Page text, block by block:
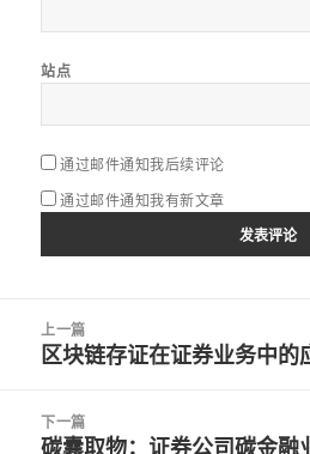
站点
通过邮件通知我后续评论
通过邮件通知我有新文章
上一篇
上
文
章：
区块链存证在证券业务中的
下一篇
下
碳囊取物：证券公司碳金融